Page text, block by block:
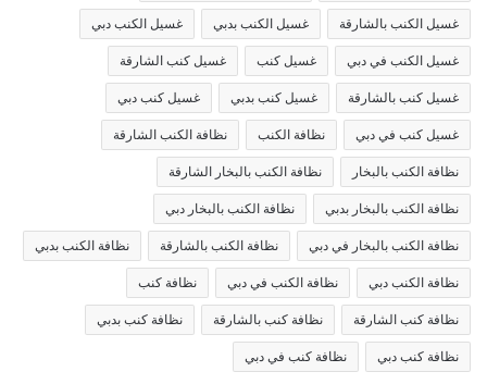
غسيل الكنب بالشارقة غسيل الكنب بدبي غسيل الكنب دبي
غسيل الكنب في دبي غسيل كنب غسيل كنب الشارقة
غسيل كنب بالشارقة غسيل كنب بدبي غسيل كنب دبي
غسيل كنب في دبي نظافة الكنب نظافة الكنب الشارقة
نظافة الكنب بالبخار نظافة الكنب بالبخار الشارقة
نظافة الكنب بالبخار بدبي نظافة الكنب بالبخار دبي
نظافة الكنب بالبخار في دبي نظافة الكنب بالشارقة نظافة الكنب بدبي
نظافة الكنب دبي نظافة الكنب في دبي نظافة كنب
نظافة كنب الشارقة نظافة كنب بالشارقة نظافة كنب بدبي
نظافة كنب دبي نظافة كنب في دبي